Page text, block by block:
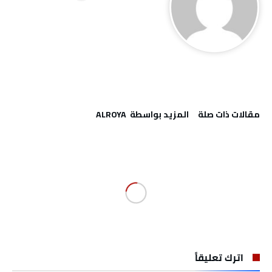
‫مقالات ذات صلة‬ ‫‫المزيد بواسطة‬ ‬ ALROYA
اترك تعليقاً